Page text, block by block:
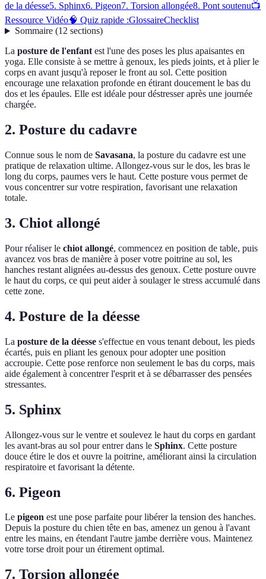
de la déesse5. Sphinx6. Pigeon7. Torsion allongée8. Pont soutenu📺
Ressource Vidéo🧠 Quiz rapide :GlossaireChecklist
Sommaire(12 sections)
La posture de l'enfantest l'une des poses les plus apaisantes en
yoga. Elle consiste à se mettre à genoux, les pieds joints, et à plier le
corps en avant jusqu'à reposer le front au sol. Cette position
encourage une relaxation profonde en étirant doucement le bas du
dos et les épaules. Elle est idéale pour déstresser après une journée
chargée.
2. Posture du cadavre
Connue sous le nom de Savasana, la posture du cadavre est une
pratique de relaxation ultime. Allongez-vous sur le dos, les bras le
long du corps, paumes vers le haut. Cette posture vous permet de
vous concentrer sur votre respiration, favorisant une relaxation
totale.
3. Chiot allongé
Pour réaliser le chiot allongé, commencez en position de table, puis
avancez vos bras de manière à poser votre poitrine au sol, les
hanches restant alignées au-dessus des genoux. Cette posture ouvre
le haut du corps, ce qui peut aider à soulager le stress accumulé dans
cette zone.
4. Posture de la déesse
La posture de la déesse s'effectue en vous tenant debout, les pieds
écartés, puis en pliant les genoux pour adopter une position
accroupie. Cette pose renforce non seulement le bas du corps, mais
aide également à concentrer l'esprit et à se débarrasser des pensées
stressantes.
5. Sphinx
Allongez-vous sur le ventre et soulevez le haut du corps en gardant
les avant-bras au sol pour entrer dans le Sphinx. Cette posture
douce étire le dos et ouvre la poitrine, améliorant ainsi la circulation
respiratoire et favorisant la détente.
6. Pigeon
Le pigeon est une pose parfaite pour libérer la tension des hanches.
Depuis la posture du chien tête en bas, amenez un genou à l'avant
entre les mains, en étendant l'autre jambe derrière vous. Maintenez
votre torse droit pour un étirement optimal.
7. Torsion allongée